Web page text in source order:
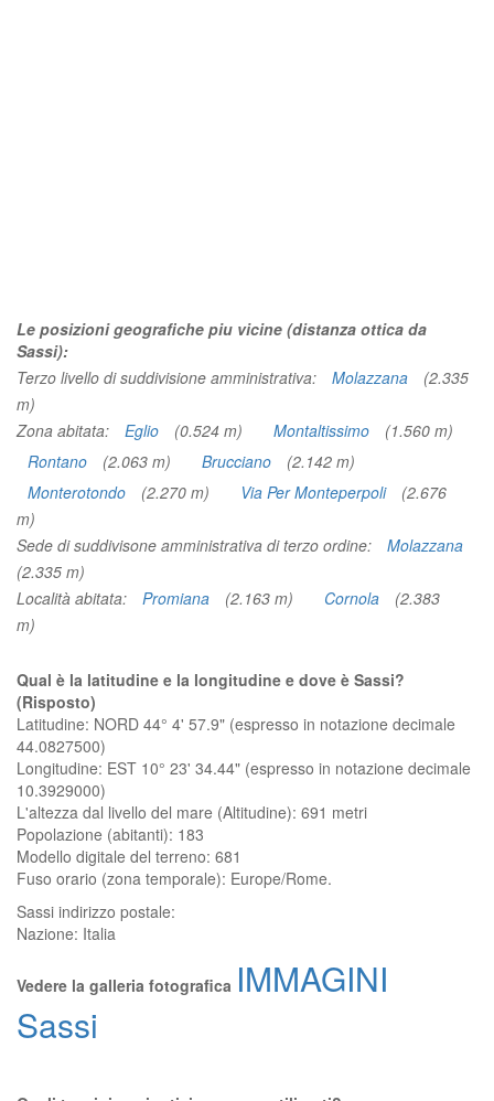
Le posizioni geografiche piu vicine (distanza ottica da
Sassi):
Terzo livello di suddivisione amministrativa:
Molazzana
(2.335
m)
Zona abitata:
Eglio (0.524 m) Montaltissimo
(1.560 m)
Rontano
(2.063 m) Brucciano
(2.142 m)
Monterotondo
(2.270 m) Via Per Monteperpoli
(2.676
m)
Sede di suddivisone amministrativa di terzo ordine:
Molazzana
(2.335 m)
Località abitata:
Promiana (2.163 m) Cornola
(2.383
m)
Qual è la latitudine e la longitudine e dove è Sassi?
(Risposto)
Latitudine: NORD 44° 4' 57.9" (espresso in notazione decimale
44.0827500)
Longitudine: EST 10° 23' 34.44" (espresso in notazione decimale
10.3929000)
L'altezza dal livello del mare (Altitudine): 691 metri
Popolazione (abitanti): 183
Modello digitale del terreno: 681
Fuso orario (zona temporale): Europe/Rome.
Sassi indirizzo postale:
Nazione: Italia
Vedere la galleria fotografica IMMAGINI
Sassi